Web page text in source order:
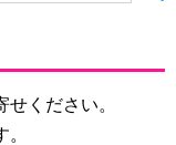
ください。